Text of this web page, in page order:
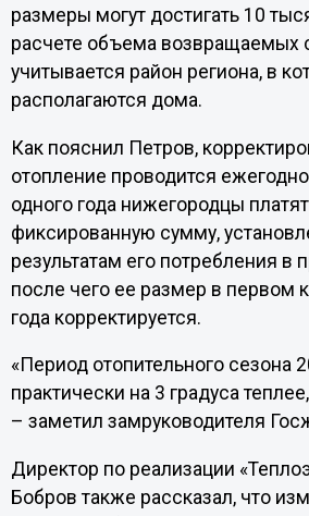
размеры могут достигать 10
расчете объема возвращаемых
учитывается район региона, в
располагаются дома.
Как пояснил Петров,
отопление проводится
одного года нижегородцы
фиксированную сумму,
результатам его потребления в
после чего ее размер в первом
года корректируется.
«Период отопительного сезона
практически на 3 градуса
– заметил замруководителя
Директор по реализации
Бобров также рассказал, что